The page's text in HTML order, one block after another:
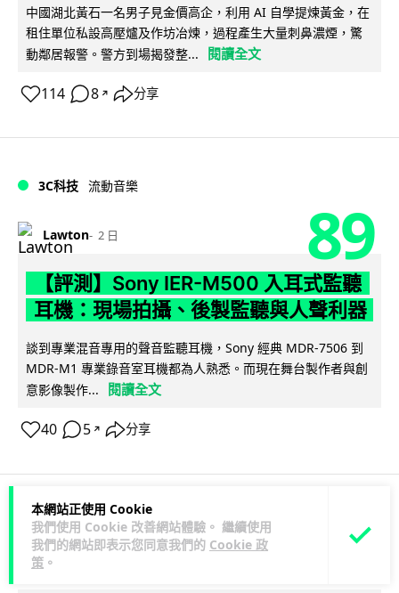
本網站正使用 Cookie
我們使用 Cookie 改善網站體驗。 繼續使用
我們的網站即表示您同意我們的 Cookie 政
策 。
中國湖北黃石一名男子見金價高企，利用 AI 自學提煉黃金，在
租住單位私設高壓爐及作坊冶煉，過程產生大量刺鼻濃煙，驚
動鄰居報警。警方到場揭發整...
閱讀全文
114 8 ↗ 分享
3C科技 流動音樂
Lawton 2 日 89
【評測】Sony IER-M500 入耳式監聽
耳機：現場拍攝、後製監聽與人聲利器
談到專業混音專用的聲音監聽耳機，Sony 經典 MDR-7506 到
MDR-M1 專業錄音室耳機都為人熟悉。而現在舞台製作者與創
意影像製作...
閱讀全文
40 5 ↗ 分享
科技娛樂 遊戲情報
天恩